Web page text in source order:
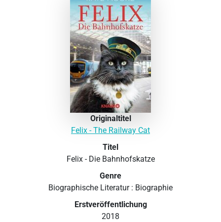
Originaltitel
Felix - The Railway Cat
Titel
Felix - Die Bahnhofskatze
Genre
Biographische Literatur : Biographie
Erstveröffentlichung
2018